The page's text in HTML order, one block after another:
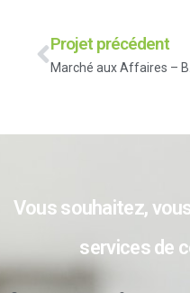
Projet précédent
Vous souhaitez,
services de